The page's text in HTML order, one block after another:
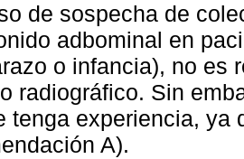
de sospecha de
adbominal en
o infancia), no es
radiográfico. Sin
tenga experiencia, ya
A).